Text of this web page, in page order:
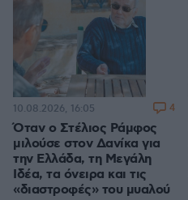
Όταν ο Στέλιος Ράμφος
μιλούσε στον Δανίκα για
την Ελλάδα, τη Μεγάλη
Ιδέα, τα όνειρα και τις
«διαστροφές» του μυαλού
10.08.2026, 16:05 4